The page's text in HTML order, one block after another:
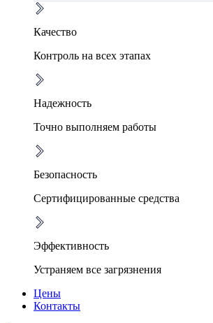
Качество
Контроль на всех этапах
Надежность
Точно выполняем работы
Безопасность
Сертифицированные средства
Эффективность
Устраняем все загрязнения
Цены
Контакты